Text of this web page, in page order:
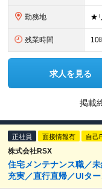
勤務地
残業時間 10
求人を見る
掲載
正社員 面接情報有 自己
株式会社RSX
住宅メンテナンス職／
充実／直行直帰／UIタ